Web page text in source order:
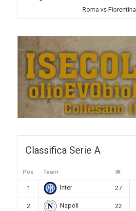
Roma vs Fiorentina
Classifica Serie A
Pos Team W
1 Inter 27
2 Napoli 22